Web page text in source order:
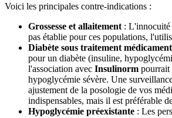
Voici les principales contre-indications :
Grossesse et allaitement : L'innocuité
pas établie pour ces populations,
Diabète sous traitement
pour un diabète (insuline,
l'association avec Insulinorm pourrait
hypoglycémie sévère. Une
ajustement de la posologie de vos
indispensables, mais il est préférable
Hypoglycémie préexistante : Les